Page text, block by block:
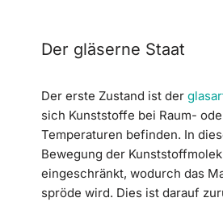
Der gläserne Staat
Der erste Zustand ist der
sich Kunststoffe bei Raum-
Temperaturen befinden. In
Bewegung der
eingeschränkt, wodurch das
spröde wird. Dies ist darauf